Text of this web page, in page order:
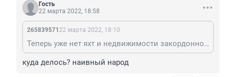
Гость
22 марта 2022, 18:58
265839571 22 марта 2022, 18:10
Теперь уже нет яхт и недвижимости закордонной и прочего наворованного😁
куда делось? наивный народ